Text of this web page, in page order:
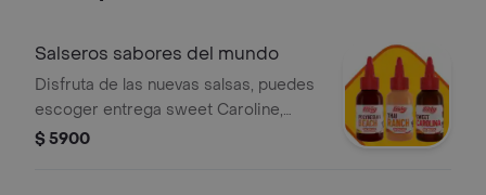
Salseros sabores del mundo
Disfruta de las nuevas salsas, puedes
escoger entrega sweet Caroline,
Polynesian beach o Thai ranch
$ 5900